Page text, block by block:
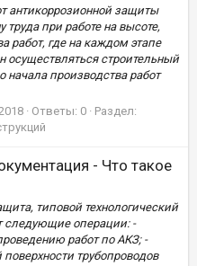
антикоррозионной защиты
труда при работе на высоте,
работ, где на каждом этапе
осуществляться строительный
производства работ
Ответы: 0
Раздел:
- Что такое
типовой технологический
следующие операции: -
работ по АКЗ; -
трубопроводов